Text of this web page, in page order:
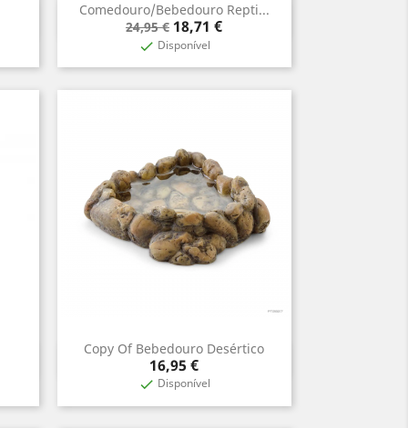
Comedouro/Bebedouro Repti...
Prix
de
24,95 € Prix
18,71 €
 Disponível
Aperçu rapide
Copy Of Bebedouro Desértico
Prix
16,95 €
 Disponível
Aperçu rapide